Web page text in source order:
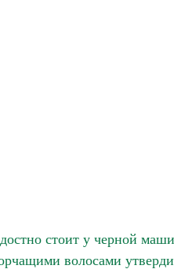
стоит у черной
волосами